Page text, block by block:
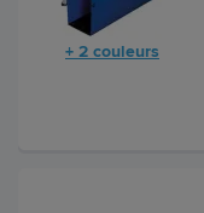
+ 2 couleurs